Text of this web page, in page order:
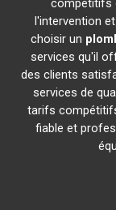
compétitifs
l'intervention
choisir un
services qu'il
des clients
services de
tarifs
fiable et